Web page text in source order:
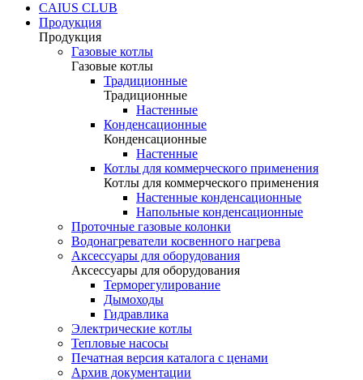
CAIUS CLUB
Продукция
Продукция
Газовые котлы
Газовые котлы
Традиционные
Традиционные
Настенные
Конденсационные
Конденсационные
Настенные
Котлы для коммерческого применения
Котлы для коммерческого применения
Настенные конденсационные
Напольные конденсационные
Проточные газовые колонки
Водонагреватели косвенного нагрева
Аксессуары для оборудования
Аксессуары для оборудования
Терморегулирование
Дымоходы
Гидравлика
Электрические котлы
Тепловые насосы
Печатная версия каталога с ценами
Архив документации